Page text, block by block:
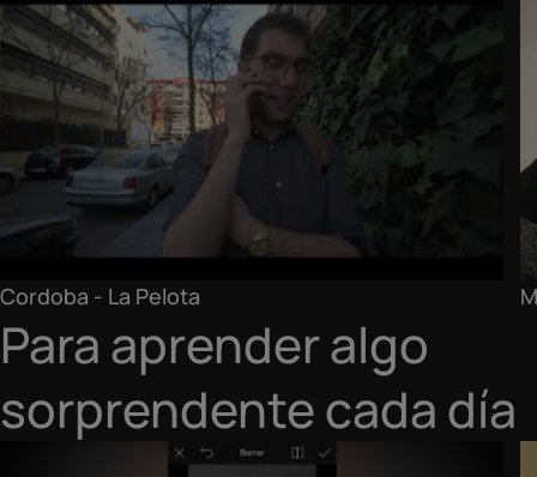
Cordoba - La Pelota
Para aprender algo
sorprendente cada día